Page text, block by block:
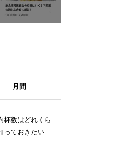
月間
杯数はどれくら
ておきたい...